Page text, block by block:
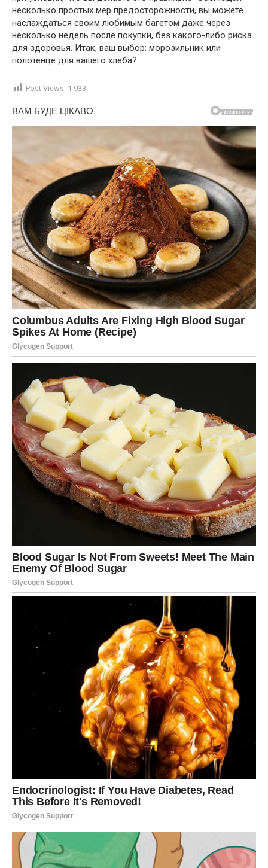
несколько простых мер предосторожности, вы можете
наслаждаться своим любимым багетом даже через
несколько недель после покупки, без какого-либо риска
для здоровья. Итак, ваш выбор: морозильник или
полотенце для вашего хлеба?
Post Views: 1 933